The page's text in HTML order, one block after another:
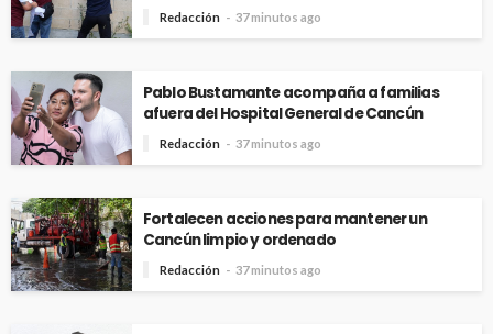
Redacción 37 minutos ago
Pablo Bustamante acompaña a familias
afuera del Hospital General de Cancún
Redacción 37 minutos ago
Fortalecen acciones para mantener un
Cancún limpio y ordenado
Redacción 37 minutos ago